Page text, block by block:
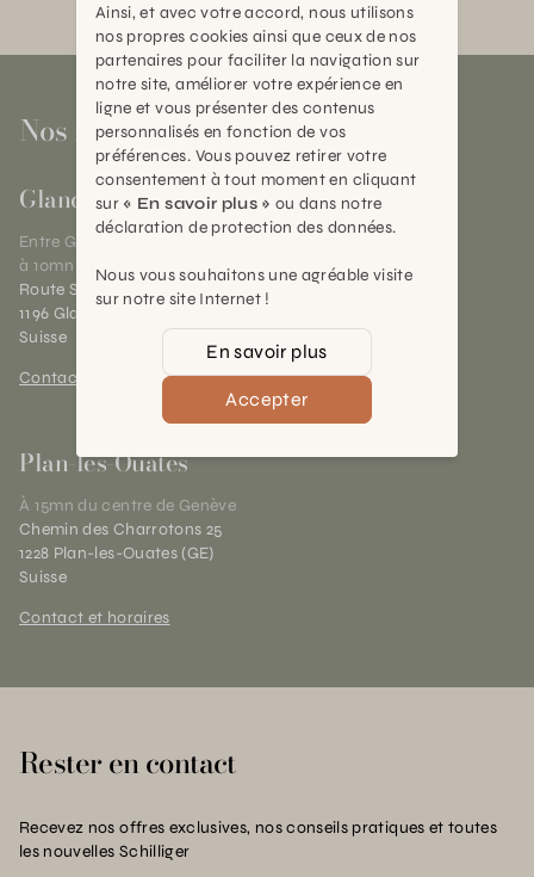
Nos magasins
Gland
Entre Genève et Lausanne,
à 10mn de Nyon
Route Suisse 40
1196 Gland (VD)
Suisse
Contact et horaires
Plan-les-Ouates
À 15mn du centre de Genève
Chemin des Charrotons 25
1228 Plan-les-Ouates (GE)
Suisse
Contact et horaires
Rester en contact
Recevez nos offres exclusives, nos conseils pratiques et toutes
les nouvelles Schilliger
Ainsi, et avec votre accord, nous utilisons
nos propres cookies ainsi que ceux de nos
partenaires pour faciliter la navigation sur
notre site, améliorer votre expérience en
ligne et vous présenter des contenus
personnalisés en fonction de vos
préférences. Vous pouvez retirer votre
consentement à tout moment en cliquant
sur « En savoir plus » ou dans notre
déclaration de protection des données.
Nous vous souhaitons une agréable visite
sur notre site Internet !
En savoir plus
Accepter